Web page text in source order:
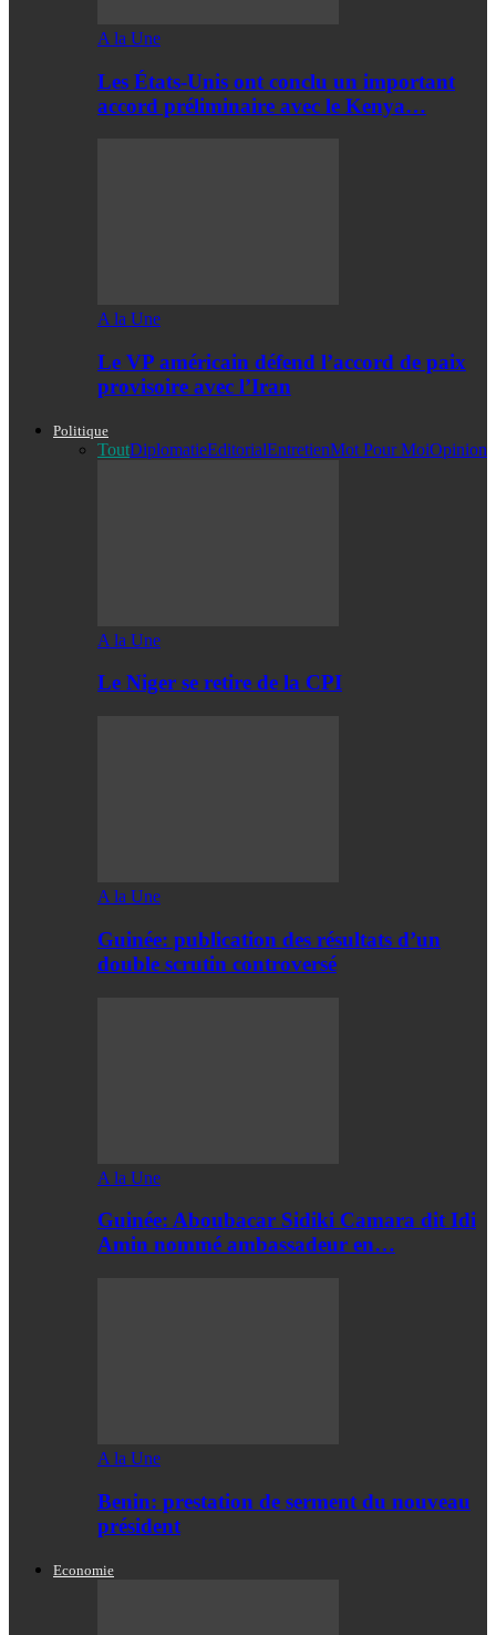
A la Une
Les États-Unis ont conclu un important
accord préliminaire avec le Kenya…
A la Une
Le VP américain défend l’accord de paix
provisoire avec l’Iran
Politique
ToutDiplomatieEditorialEntretienMot Pour MoiOpinion
A la Une
Le Niger se retire de la CPI
A la Une
Guinée: publication des résultats d’un
double scrutin controversé
A la Une
Guinée: Aboubacar Sidiki Camara dit Idi
Amin nommé ambassadeur en…
A la Une
Benin: prestation de serment du nouveau
président
Economie